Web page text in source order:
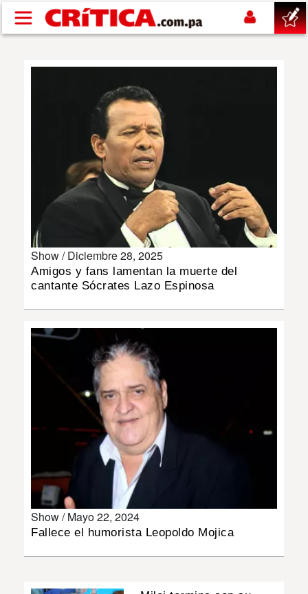
Pasar al contenido principal
DEPORTES
INSÓLITAS
Show /Diciembre 28, 2025
Amigos y fans lamentan la muerte del
cantante Sócrates Lazo Espinosa
Show /Mayo 22, 2024
Fallece el humorista Leopoldo Mojica